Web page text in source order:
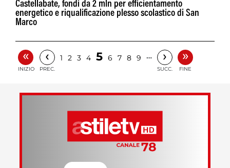
Castellabate, fondi da 2 mln per efficientamento
energetico e riqualificazione plesso scolastico di San
Marco
«
INIZIO
‹
PREC.
1 2 3 4 5 6 7 8 9 … ›
SUCC.
»
FINE